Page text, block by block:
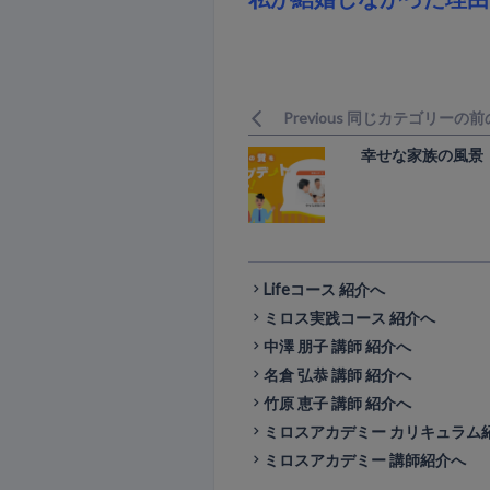
Previous 同じカテゴリーの前
幸せな家族の風景
Lifeコース 紹介へ
ミロス実践コース 紹介へ
中澤 朋子 講師 紹介へ
名倉 弘恭 講師 紹介へ
竹原 恵子 講師 紹介へ
ミロスアカデミー カリキュラム
ミロスアカデミー 講師紹介へ